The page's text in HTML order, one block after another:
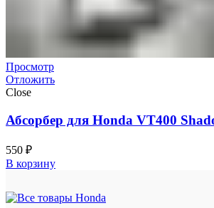
Просмотр
Отложить
Close
Абсорбер для Honda VT400
550 ₽
В корзину